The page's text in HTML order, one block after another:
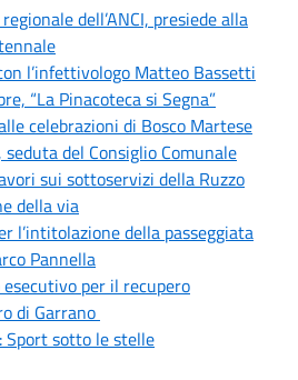
dell’ANCI, presiede alla
l’infettivologo Matteo Bassetti
“La Pinacoteca si Segna”
celebrazioni di Bosco Martese
del Consiglio Comunale
sui sottoservizi della Ruzzo
della via
l’intitolazione della passeggiata
Pannella
per il recupero
di Garrano
Sport sotto le stelle